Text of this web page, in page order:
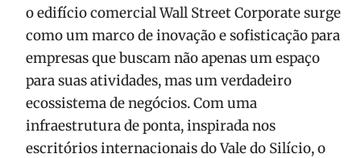
o edifício comercial Wall Street Corporate surge
como um marco de inovação e sofisticação para
empresas que buscam não apenas um espaço
para suas atividades, mas um verdadeiro
ecossistema de negócios. Com uma
infraestrutura de ponta, inspirada nos
escritórios internacionais do Vale do Silício, o